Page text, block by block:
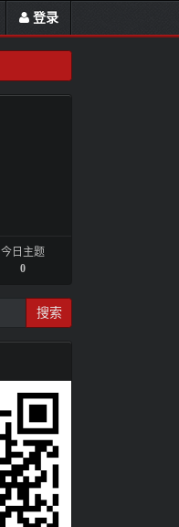
登录
今日主题
0
搜索